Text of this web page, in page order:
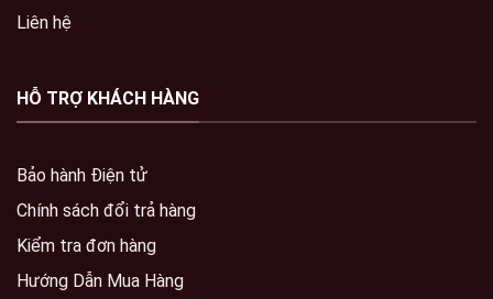
Liên hệ
HỖ TRỢ KHÁCH HÀNG
Bảo hành Điện tử
Chính sách đổi trả hàng
Kiểm tra đơn hàng
Hướng Dẫn Mua Hàng